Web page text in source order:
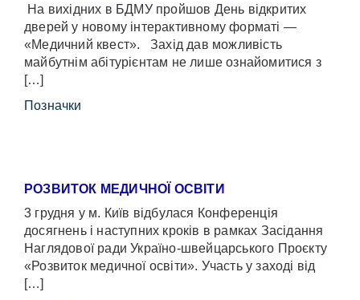
На вихідних в БДМУ пройшов День відкритих
дверей у новому інтерактивному форматі —
«Медичний квест». Захід дав можливість
майбутнім абітурієнтам не лише ознайомитися з
[…]
Позначки
РОЗВИТОК МЕДИЧНОЇ ОСВІТИ
3 грудня у м. Київ відбулася Конференція
досягнень і наступних кроків в рамках Засідання
Наглядової ради Україно-швейцарського Проєкту
«Розвиток медичної освіти». Участь у заході від
[…]